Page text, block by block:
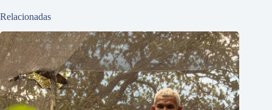
Relacionadas